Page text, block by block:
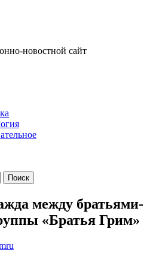
новостной сайт
между братьями-
«Братья Грим»